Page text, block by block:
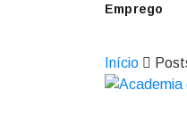
Emprego
Início